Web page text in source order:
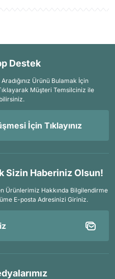
Destek
Ürünü Bulamak İçin
Müşteri Temsilciniz ile
İçin Tıklayınız
Sizin Haberiniz Olsun!
Ürünlerimiz Hakkında Bilgilendirme
E-posta Adresinizi Giriniz.